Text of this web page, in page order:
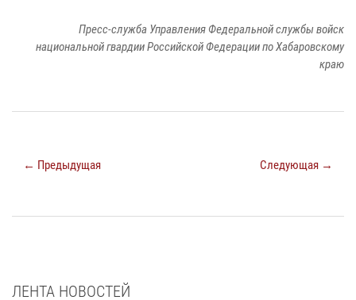
Пресс-служба Управления Федеральной службы войск
национальной гвардии Российской Федерации по Хабаровскому
краю
← Предыдущая Следующая →
ЛЕНТА НОВОСТЕЙ